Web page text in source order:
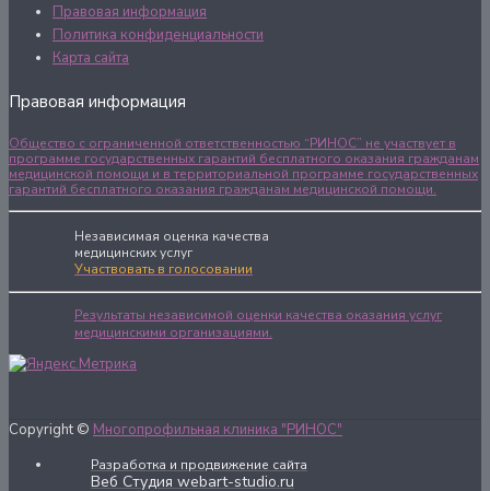
Правовая информация
Политика конфиденциальности
Карта сайта
Правовая информация
Общество с ограниченной ответственностью “РИНОС” не участвует в
программе государственных гарантий бесплатного оказания гражданам
медицинской помощи и в территориальной программе государственных
гарантий бесплатного оказания гражданам медицинской помощи.
Независимая оценка качества
медицинских услуг
Участвовать в голосовании
Результаты независимой оценки качества оказания услуг
медицинскими организациями.
Copyright © Многопрофильная клиника "РИНОС"
Разработка и продвижение сайта
Веб Студия webart-studio.ru